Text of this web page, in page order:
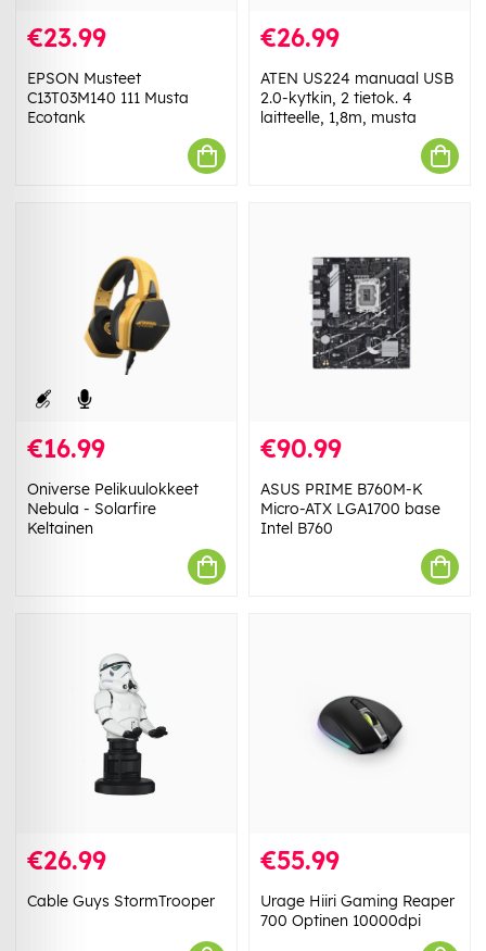
€23.99
EPSON Musteet
C13T03M140 111 Musta
Ecotank
€26.99
ATEN US224 manuaal USB
2.0-kytkin, 2 tietok. 4
laitteelle, 1,8m, musta
€16.99
Oniverse Pelikuulokkeet
Nebula - Solarfire
Keltainen
€90.99
ASUS PRIME B760M-K
Micro-ATX LGA1700 base
Intel B760
€26.99
Cable Guys StormTrooper
€55.99
Urage Hiiri Gaming Reaper
700 Optinen 10000dpi